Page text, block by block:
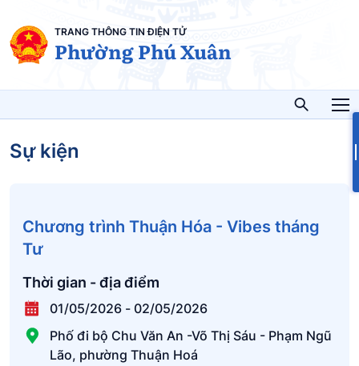
TRANG THÔNG TIN ĐIỆN TỬ
Phường Phú Xuân
Sự kiện
Chương trình Thuận Hóa - Vibes tháng
Tư
Thời gian - địa điểm
01/05/2026 - 02/05/2026
Phố đi bộ Chu Văn An -Võ Thị Sáu - Phạm Ngũ
Lão, phường Thuận Hoá